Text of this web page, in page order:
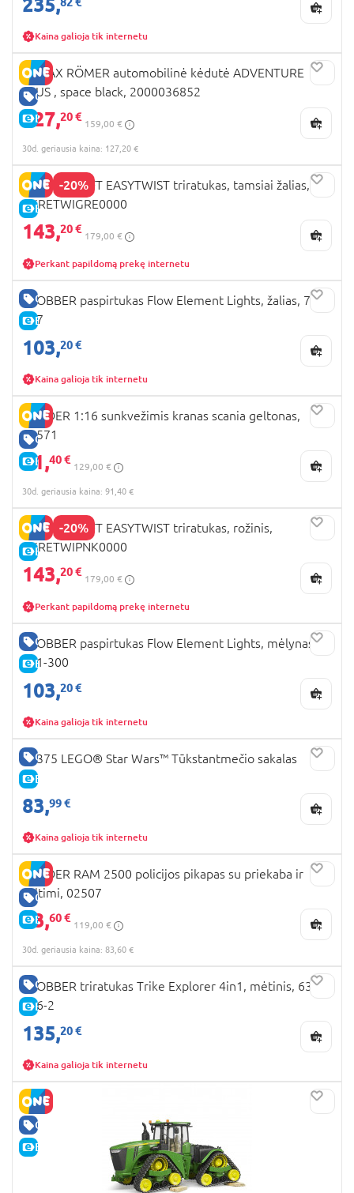
Kaina galioja tik internetu
GERA KAINA
E-KAINA
BRITAX RÖMER automobilinė kėdutė ADVENTURE
PLUS , space black, 2000036852
127,20 €
159,00 €
30d. geriausia kaina: 127,20 €
-20%
E-KAINA
KINDERKRAFT EASYTWIST triratukas, tamsiai žalias,
KKRETWIGRE0000
143,20 €
179,00 €
Perkant papildomą prekę internetu
GERA KAINA
E-KAINA
GLOBBER paspirtukas Flow Element Lights, žalias, 721-
307
103,20 €
Kaina galioja tik internetu
GERA KAINA
E-KAINA
BRUDER 1:16 sunkvežimis kranas scania geltonas,
03571
91,40 €
129,00 €
30d. geriausia kaina: 91,40 €
-20%
E-KAINA
KINDERKRAFT EASYTWIST triratukas, rožinis,
KKRETWIPNK0000
143,20 €
179,00 €
Perkant papildomą prekę internetu
GERA KAINA
E-KAINA
GLOBBER paspirtukas Flow Element Lights, mėlynas,
721-300
103,20 €
Kaina galioja tik internetu
GERA KAINA
E-KAINA
75375 LEGO® Star Wars™ Tūkstantmečio sakalas
83,99 €
Kaina galioja tik internetu
GERA KAINA
E-KAINA
BRUDER RAM 2500 policijos pikapas su priekaba ir
valtimi, 02507
83,60 €
119,00 €
30d. geriausia kaina: 83,60 €
GERA KAINA
E-KAINA
GLOBBER triratukas Trike Explorer 4in1, mėtinis, 632-
206-2
135,20 €
Kaina galioja tik internetu
GERA KAINA
E-KAINA